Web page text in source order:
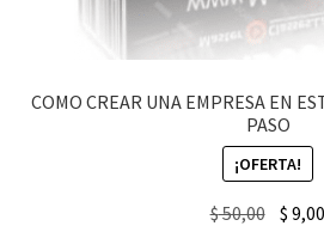
COMO CREAR UNA EMPRESA EN
PASO
¡OFERTA!
$50,00 Original
$ 9,00